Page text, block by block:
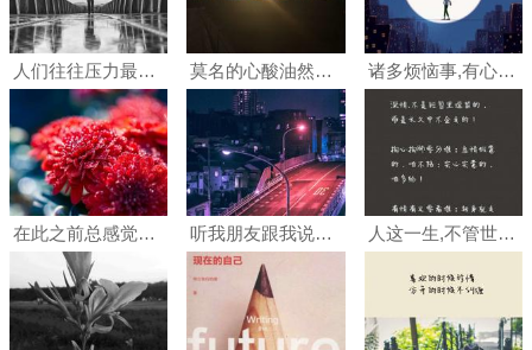
人们往往压力最大,上有老,下有小,很多事情也是心有余而力不足 莫名的心酸油然而生,与当时心有余而力不足的无助,无力处境很相似. 诸多烦恼事,有心无力之
在此之前总感觉好多事情都是心有余而力不足,本想着在一定时间内完成 听我朋友跟我说的心事,最无奈的是有心无力 人这一生,不管世态炎凉,有良心的活着,就问心无愧!